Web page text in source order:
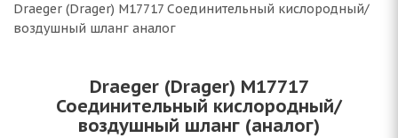
Draeger (Drager) M17717 Соединительный кислородный/
воздушный шланг аналог
Draeger (Drager) M17717
Соединительный кислородный/
воздушный шланг (аналог)